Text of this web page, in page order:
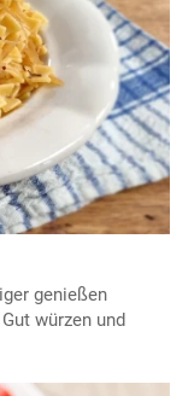
genießen
würzen und